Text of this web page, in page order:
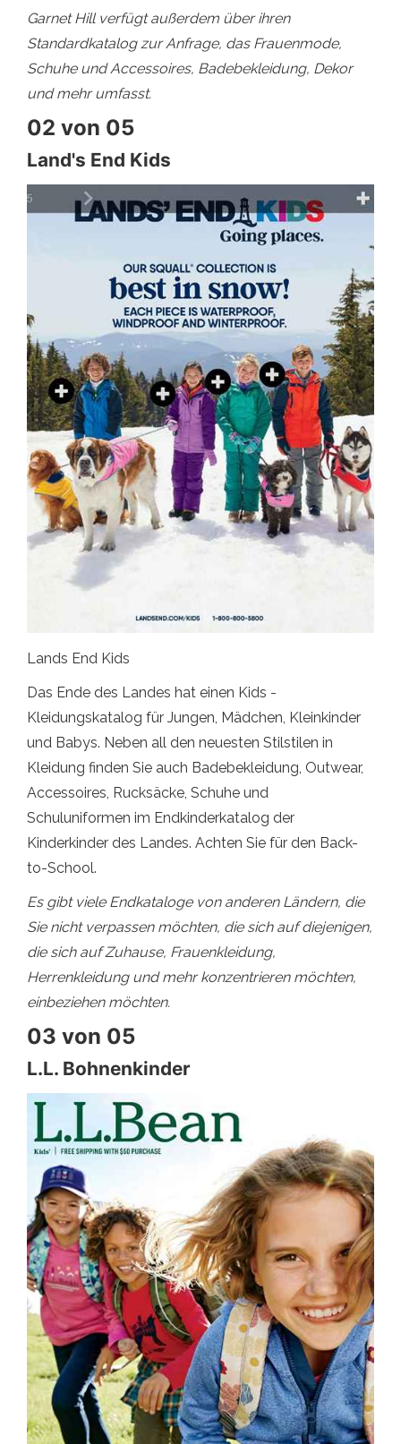
Garnet Hill verfügt außerdem über ihren
Standardkatalog zur Anfrage, das Frauenmode,
Schuhe und Accessoires, Badebekleidung, Dekor
und mehr umfasst.
02 von 05
Land's End Kids
Lands End Kids
Das Ende des Landes hat einen Kids -
Kleidungskatalog für Jungen, Mädchen, Kleinkinder
und Babys. Neben all den neuesten Stilstilen in
Kleidung finden Sie auch Badebekleidung, Outwear,
Accessoires, Rucksäcke, Schuhe und
Schuluniformen im Endkinderkatalog der
Kinderkinder des Landes. Achten Sie für den Back-
to-School.
Es gibt viele Endkataloge von anderen Ländern, die
Sie nicht verpassen möchten, die sich auf diejenigen,
die sich auf Zuhause, Frauenkleidung,
Herrenkleidung und mehr konzentrieren möchten,
einbeziehen möchten.
03 von 05
L.L. Bohnenkinder